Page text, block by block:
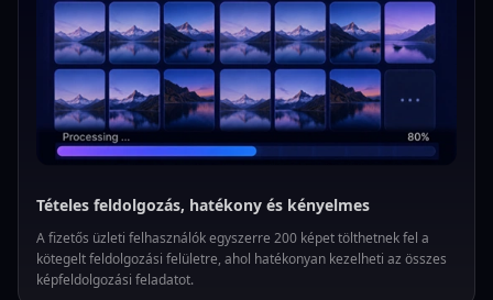
Tételes feldolgozás, hatékony és kényelmes
A fizetős üzleti felhasználók egyszerre 200 képet tölthetnek fel a
kötegelt feldolgozási felületre, ahol hatékonyan kezelheti az összes
képfeldolgozási feladatot.